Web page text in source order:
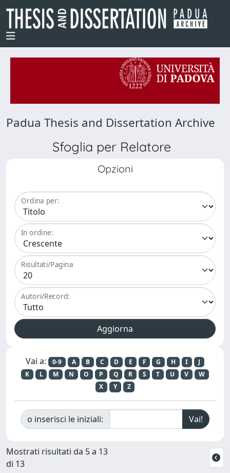
Padua Thesis and Dissertation Archive
Sfoglia per Relatore
Opzioni
Ordina per:
In ordine:
Risultati/Pagina
Autori/Record:
Vai a: 0-9 A B C D E F G H I
J
K
L M N O P Q R S T U V
W
X
Y Z
o inserisci le iniziali:
Mostrati risultati da 5 a 13
di 13